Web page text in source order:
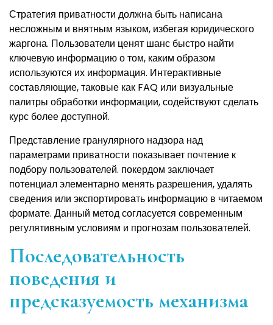
Стратегия приватности должна быть написана
несложным и внятным языком, избегая юридического
жаргона. Пользователи ценят шанс быстро найти
ключевую информацию о том, каким образом
используются их информация. Интерактивные
составляющие, таковые как FAQ или визуальные
палитры обработки информации, содействуют сделать
курс более доступной.
Представление гранулярного надзора над
параметрами приватности показывает почтение к
подбору пользователей. покердом заключает
потенциал элементарно менять разрешения, удалять
сведения или экспортировать информацию в читаемом
формате. Данный метод согласуется современным
регулятивным условиям и прогнозам пользователей.
Последовательность
поведения и
предсказуемость механизма